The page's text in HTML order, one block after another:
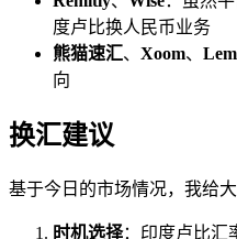
度卢比换人民币业务
熊猫速汇、 Xoom、
向
换汇建议
基于今日的市场情况，我给大
时机选择：印度卢比汇